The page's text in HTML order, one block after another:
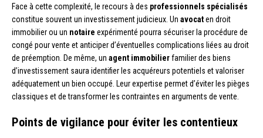
Face à cette complexité, le recours à des professionnels spécialisés
constitue souvent un investissement judicieux. Un avocaten droit
immobilier ou un notaire expérimenté pourra sécuriser la procédure de
congé pour vente et anticiper d’éventuelles complications liées au droit
de préemption. De même, un agent immobilierfamilier des biens
d’investissement saura identifier les acquéreurs potentiels et valoriser
adéquatement un bien occupé. Leur expertise permet d’éviter les pièges
classiques et de transformer les contraintes en arguments de vente.
Points de vigilance pour éviter les contentieux